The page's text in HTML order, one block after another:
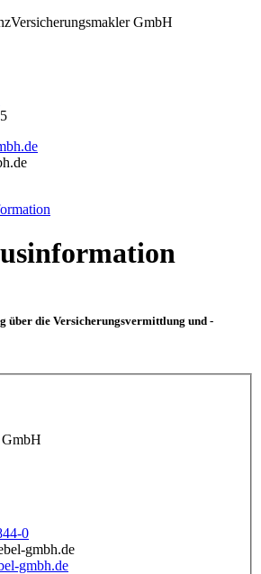
Versicherungsmakler GmbH
über die Versicherungsvermittlung und -
GmbH
0
gmbh.de
gmbh.de